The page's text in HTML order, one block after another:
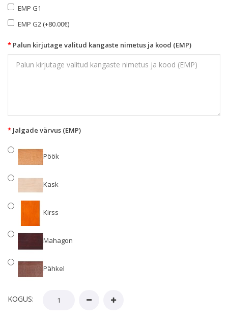
EMP G1
EMP G2 (+80.00€)
Palun kirjutage valitud kangaste nimetus ja kood (EMP)
Jalgade värvus (EMP)
Pöök
Kask
Kirss
Mahagon
Pähkel
KOGUS: